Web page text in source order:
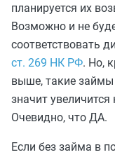
планируется их
Возможно и не
соответствовать
ст. 269 НК РФ. Но,
выше, такие займы
значит
Очевидно, что ДА.
Если без займа в